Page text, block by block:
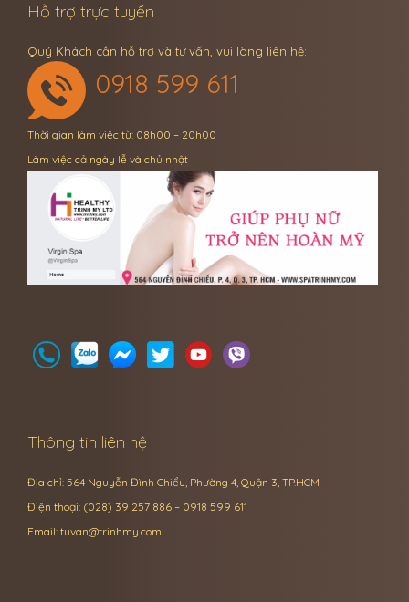
Hỗ trợ trực tuyến
Quý Khách cần hỗ trợ và tư vấn, vui lòng liên hệ:
0918 599 611
Thời gian làm việc từ: 08h00 – 20h00
Làm việc cả ngày lễ và chủ nhật
Thông tin liên hệ
Địa chỉ: 564 Nguyễn Đình Chiểu, Phường 4, Quận 3, TP.HCM
Điện thoại: (028) 39 257 886 – 0918 599 611
Email: tuvan@trinhmy.com